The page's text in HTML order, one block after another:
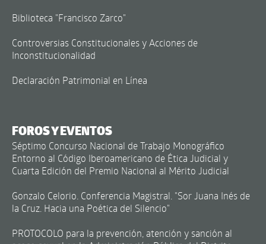
Biblioteca "Francisco Zarco"
Controversias Constitucionales y Acciones de
Inconstitucionalidad
Declaración Patrimonial en Línea
FOROS Y EVENTOS
Séptimo Concurso Nacional de Trabajo Monográfico
Entorno al Código Iberoamericano de Ética Judicial y
Cuarta Edición del Premio Nacional al Mérito Judicial
Gonzalo Celorio. Conferencia Magistral. "Sor Juana Inés de
la Cruz. Hacia una Poética del Silencio"
PROTOCOLO para la prevención, atención y sanción al